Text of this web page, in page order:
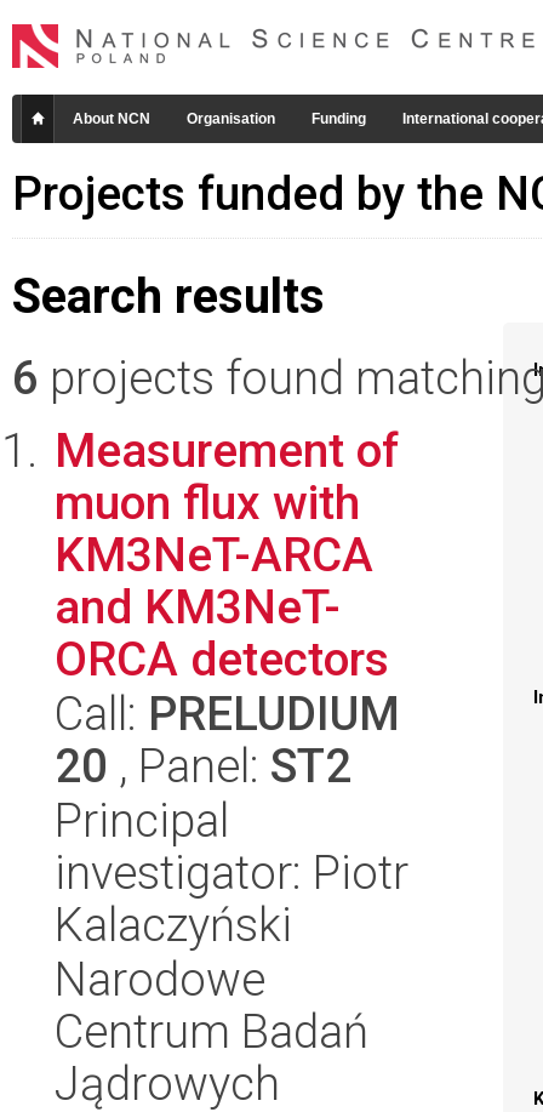
About NCN Organisation Funding International
Projects funded by the
Search results
6 projects found
Measurement of
muon flux with
KM3NeT-ARCA
and KM3NeT-
ORCA detectors
Call: PRELUDIUM
20 , Panel: ST2
Principal
investigator: Piotr
Kalaczyński
Narodowe
Centrum Badań
Jądrowych